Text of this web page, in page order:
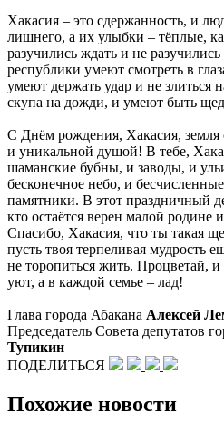
Хакасия – это сдержанность, и
лишнего, а их улыбки – тёплые,
разучились ждать и не
республики умеют смотреть в
умеют держать удар и не злиться
скупа на дожди, и умеют быть
С Днём рождения, Хакасия, земля
и уникальной душой! В тебе,
шаманские бубны, и заводы, и
бесконечное небо, и
памятники. В этот праздничный
кто остаётся верен малой родине
Спасибо, Хакасия, что ты такая
пусть твоя терпеливая мудрость
не торопиться жить. Процветай,
уют, а в каждой семье – лад!
Глава города Абакана Алексей
Председатель Совета депутатов
Тупикин
ПОДЕЛИТЬСЯ
Похожие новости